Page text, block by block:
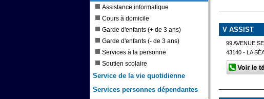
Assistance informatique
Cours à domicile
Garde d'enfants (+ de 3 ans)
Garde d'enfants (- de 3 ans)
Services à la personne
Soutien scolaire
Service de la vie quotidienne
Services personnes dépendantes
V ASSIST
99 AVENUE
43140 - LA